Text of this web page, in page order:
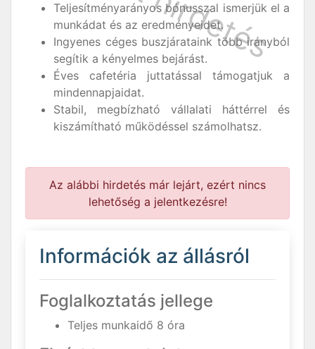
Teljesítményarányos bónusszal ismerjük el a
munkádat és az eredményeidet.
Ingyenes céges buszjárataink több irányból
segítik a kényelmes bejárást.
Éves cafetéria juttatással támogatjuk a
mindennapjaidat.
Stabil, megbízható vállalati háttérrel és
kiszámítható működéssel számolhatsz.
Az alábbi hirdetés már lejárt, ezért nincs
lehetőség a jelentkezésre!
Információk az állásról
Foglalkoztatás jellege
Teljes munkaidő 8 óra